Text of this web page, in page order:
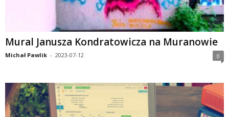
Mural Janusza Kondratowicza na Muranowie
Michał Pawlik - 2023-07-12 0